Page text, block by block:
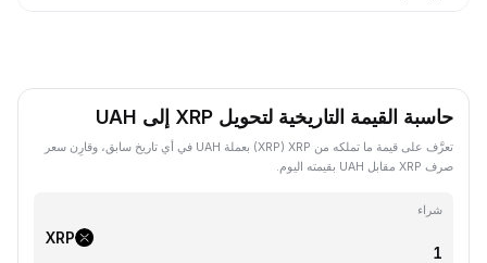
حاسبة القيمة التاريخية لتحويل XRP إلى UAH
تعرَّف على قيمة ما تملكه من XRP ‏(XRP) بعملة UAH في أي تاريخ سابق، وقارِن سعر
صرف XRP مقابل UAH بقيمته اليوم.
شراء
XRP